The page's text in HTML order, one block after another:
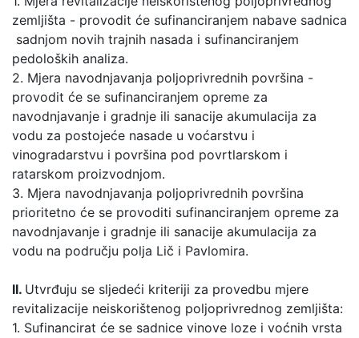
zemljišta - provodit će sufinanciranjem nabave sadnica
sadnjom novih trajnih nasada i sufinanciranjem
pedoloških analiza.
2. Mjera navodnjavanja poljoprivrednih površina -
provodit će se sufinanciranjem opreme za
navodnjavanje i gradnje ili sanacije akumulacija za
vodu za postojeće nasade u voćarstvu i
vinogradarstvu i površina pod povrtlarskom i
ratarskom proizvodnjom.
3. Mjera navodnjavanja poljoprivrednih površina
prioritetno će se provoditi sufinanciranjem opreme za
navodnjavanje i gradnje ili sanacije akumulacija za
vodu na području polja Lič i Pavlomira.
II. Utvrđuju se sljedeći kriteriji za provedbu mjere
revitalizacije neiskorištenog poljoprivrednog zemljišta:
1. Sufinancirat će se sadnice vinove loze i voćnih vrsta